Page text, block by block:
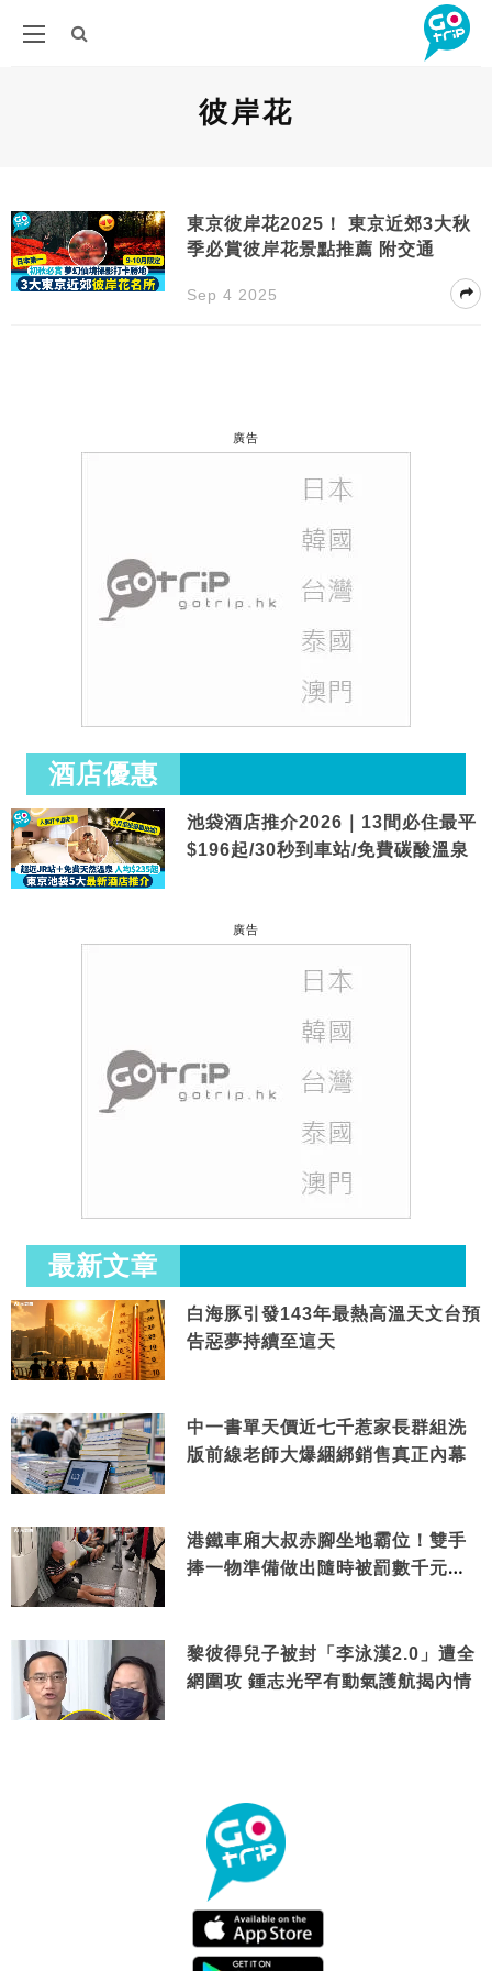
彼岸花
東京彼岸花2025！ 東京近郊3大秋
季必賞彼岸花景點推薦 附交通
Sep 4 2025
廣告
酒店優惠
池袋酒店推介2026｜13間必住最平
$196起/30秒到車站/免費碳酸溫泉
廣告
最新文章
白海豚引發143年最熱高溫天文台預
告惡夢持續至這天
中一書單天價近七千惹家長群組洗
版前線老師大爆綑綁銷售真正內幕
港鐵車廂大叔赤腳坐地霸位！雙手
捧一物準備做出隨時被罰數千元舉
黎彼得兒子被封「李泳漢2.0」遭全
網圍攻 鍾志光罕有動氣護航揭內情